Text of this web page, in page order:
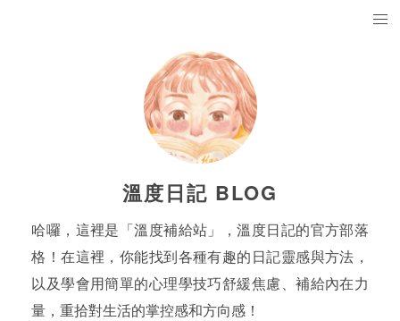
溫度日記 BLOG
哈囉，這裡是「溫度補給站」，溫度日記的官方部落
格！在這裡，你能找到各種有趣的日記靈感與方法，
以及學會用簡單的心理學技巧舒緩焦慮、補給內在力
量，重拾對生活的掌控感和方向感！